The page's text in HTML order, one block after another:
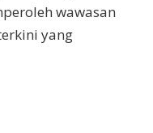
wawasan
yang